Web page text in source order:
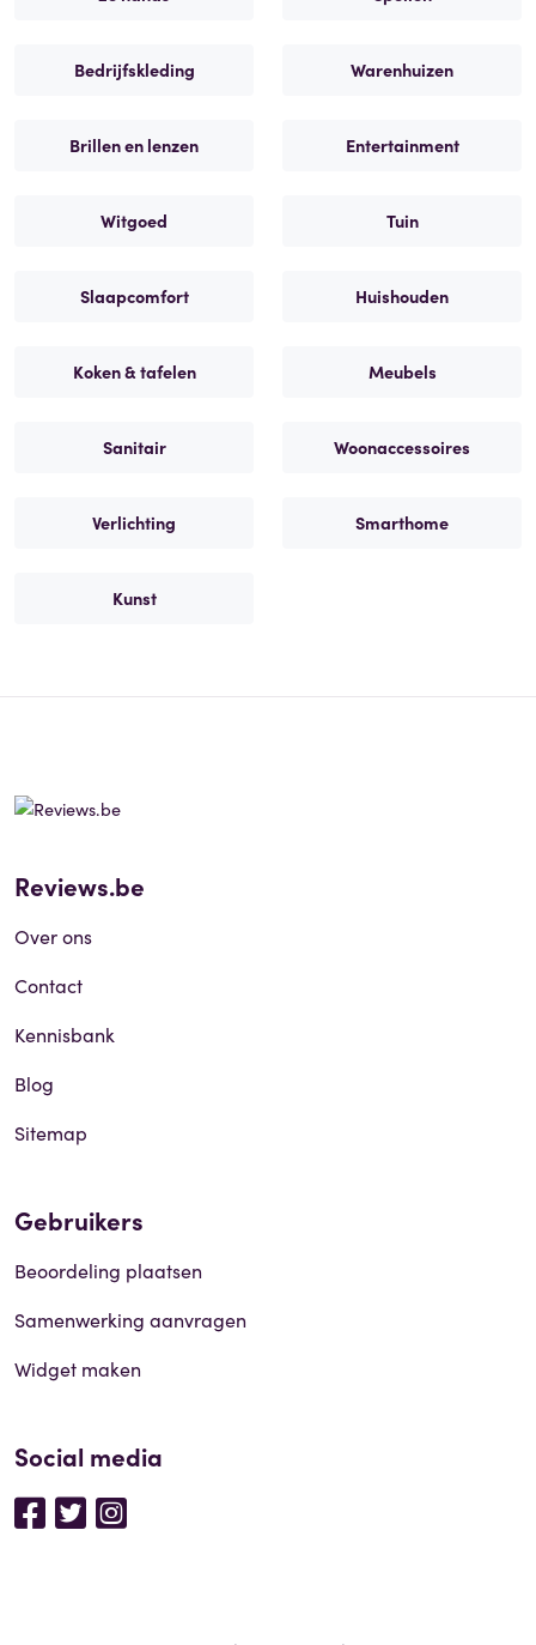
Bedrijfskleding Warenhuizen
Brillen en lenzen Entertainment
Witgoed Tuin
Slaapcomfort Huishouden
Koken & tafelen Meubels
Sanitair Woonaccessoires
Verlichting Smarthome
Kunst
Reviews.be
Over ons
Contact
Kennisbank
Blog
Sitemap
Gebruikers
Beoordeling plaatsen
Samenwerking aanvragen
Widget maken
Social media